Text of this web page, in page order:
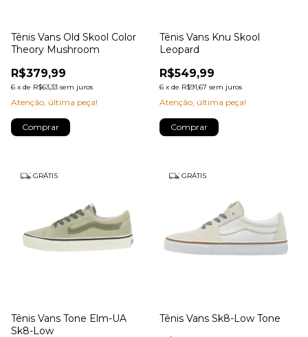
Tênis Vans Old Skool Color
Theory Mushroom
R$379,99
6 x de R$63,33 sem juros
Atenção, última peça!
Comprar
Tênis Vans Knu Skool
Leopard
R$549,99
6 x de R$91,67 sem juros
Atenção, última peça!
Comprar
GRÁTIS
Tênis Vans Tone Elm-UA
Sk8-Low
GRÁTIS
Tênis Vans Sk8-Low Tone